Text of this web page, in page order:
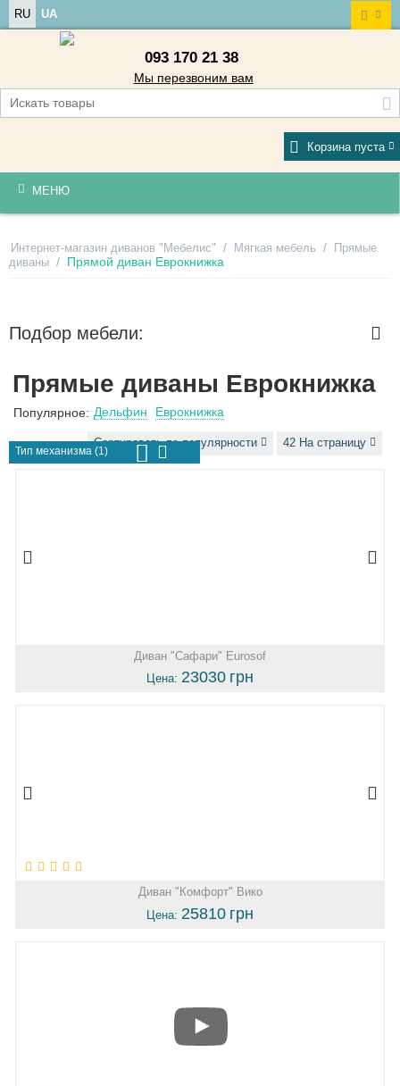
RU UA
093 170 21 38
Мы перезвоним вам
Корзина пуста
МЕНЮ
Интернет-магазин диванов "Мебелис" / Мягкая мебель / Прямые
диваны / Прямой диван Еврокнижка
Подбор мебели:
Прямые диваны Еврокнижка
Популярное: Дельфин Еврокнижка
Тип механизма (1)
Сортировать по популярности 42 На страницу
Диван "Сафари" Eurosof
Цена: 23030 грн
Диван "Комфорт" Вико
Цена: 25810 грн